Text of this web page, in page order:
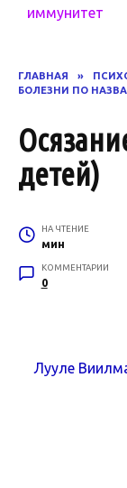
иммунитет
ГЛАВНАЯ »
БОЛЕЗНИ ПО
детей)
НА ЧТЕНИЕ
мин
КОММЕНТАРИИ
0
Лууле